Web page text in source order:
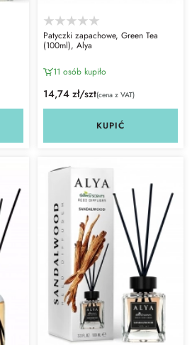
Patyczki zapachowe, Green Tea
(100ml), Alya
11 osób kupiło
14,74 zł/szt(cena z VAT)
KUPIĆ